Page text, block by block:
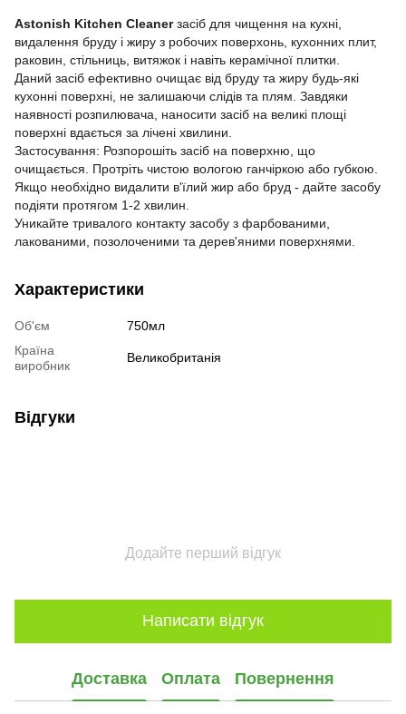
Astonish Kitchen Cleanerзасіб для чищення на кухні,
видалення бруду і жиру з робочих поверхонь, кухонних плит,
раковин, стільниць, витяжок і навіть керамічної плитки.
Даний засіб ефективно очищає від бруду та жиру будь-які
кухонні поверхні, не залишаючи слідів та плям. Завдяки
наявності розпилювача, наносити засіб на великі площі
поверхні вдається за лічені хвилини.
Застосування: Розпорошіть засіб на поверхню, що
очищається. Протріть чистою вологою ганчіркою або губкою.
Якщо необхідно видалити в'їлий жир або бруд - дайте засобу
подіяти протягом 1-2 хвилин.
Уникайте тривалого контакту засобу з фарбованими,
лакованими, позолоченими та дерев'яними поверхнями.
Характеристики
Об'єм
750мл
Країна
виробник
Великобританія
Відгуки
Додайте перший відгук
Написати відгук
Доставка Оплата Повернення